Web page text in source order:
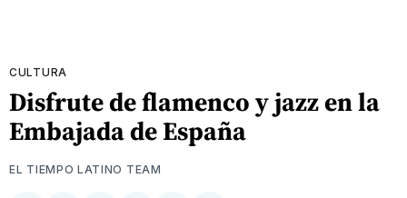
CULTURA
Disfrute de flamenco y jazz en la
Embajada de España
EL TIEMPO LATINO TEAM